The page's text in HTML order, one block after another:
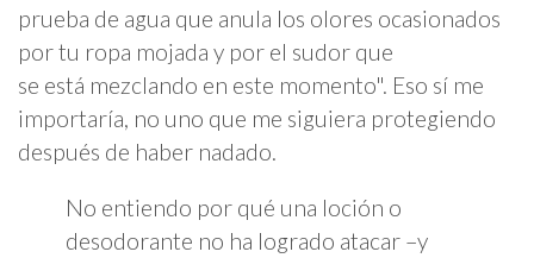
prueba de agua que anula los olores ocasionados
por tu ropa mojada y por el sudor que
se está mezclando en este momento". Eso sí me
importaría, no uno que me siguiera protegiendo
después de haber nadado.
No entiendo por qué una loción o
desodorante no ha logrado atacar –y